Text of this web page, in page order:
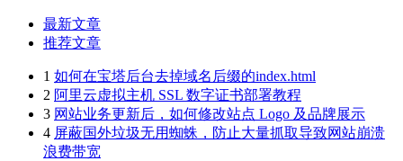
最新文章
推荐文章
1 如何在宝塔后台去掉域名后缀的index.html
2 阿里云虚拟主机 SSL 数字证书部署教程
3 网站业务更新后，如何修改站点 Logo 及品牌展示
4 屏蔽国外垃圾无用蜘蛛，防止大量抓取导致网站崩溃
浪费带宽